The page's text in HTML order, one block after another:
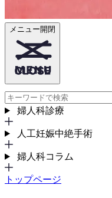
メニュー開閉
婦人科診療
人工妊娠中絶手術
婦人科コラム
トップページ